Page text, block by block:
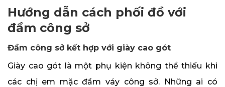
Hướng dẫn cách phối đồ với
đầm công sở
Đầm công sở kết hợp với giày cao gót
Giày cao gót là một phụ kiện không thể thiếu khi
các chị em mặc đầm váy công sở. Những ai có